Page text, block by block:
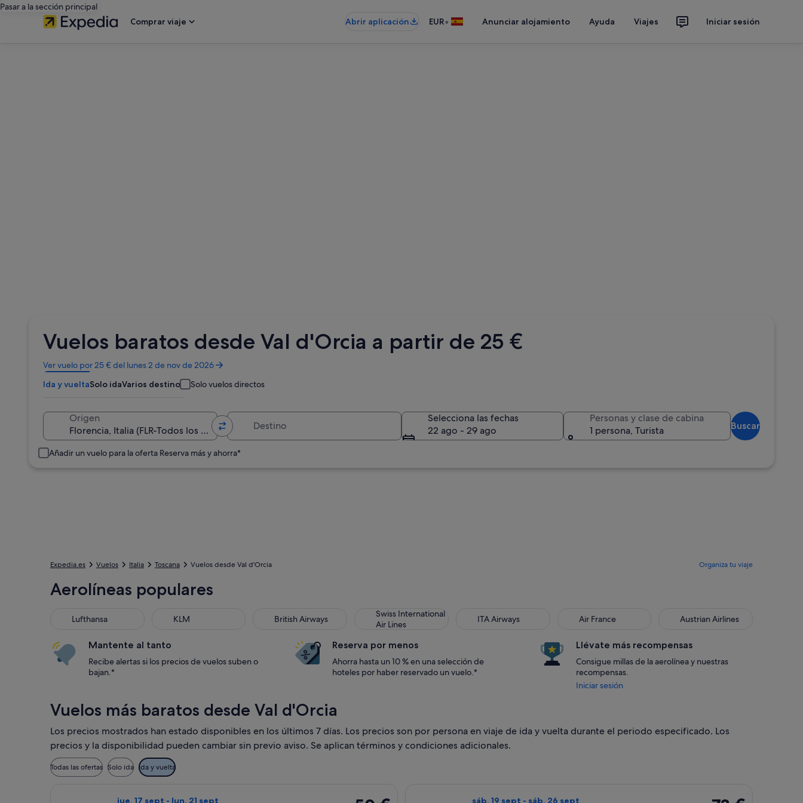
Pasar a la sección principal
Comprar viaje
Abrir aplicación EUR• Anunciar alojamiento Ayuda Viajes Iniciar sesión
Vuelos baratos desde Val d'Orcia a partir de 25 €
Ver vuelo por 25 € del lunes 2 de nov de 2026
Se
abre
en
nueva
Ida y vueltaSolo idaVarios destinos Solo vuelos directos
Origen
Selecciona las fechas
22 ago - 29 ago
Personas y clase de cabina
1 persona, Turista
Buscar
Añadir un vuelo para la oferta Reserva más y ahorra*
Expedia.es Vuelos Italia Toscana Vuelos desde Val d'Orcia Organiza tu viaje
Aerolíneas populares
Lufthansa KLM British Airways
Swiss International
Air Lines
ITA Airways Air France Austrian Airlines
Mantente al tanto
Recibe alertas si los precios de vuelos suben o
bajan.*
Reserva por menos
Ahorra hasta un 10 % en una selección de
hoteles por haber reservado un vuelo.*
Llévate más recompensas
Consigue millas de la aerolínea y nuestras
recompensas.
Iniciar sesión
Vuelos más baratos desde Val d'Orcia
Los precios mostrados han estado disponibles en los últimos 7 días. Los precios son por persona en viaje de ida y vuelta durante el periodo especificado. Los
precios y la disponibilidad pueden cambiar sin previo aviso. Se aplican términos y condiciones adicionales.
Todas las ofertas Solo ida Ida y vuelta
jue, 17 sept - lun, 21 sept sáb, 19 sept - sáb, 26 sept